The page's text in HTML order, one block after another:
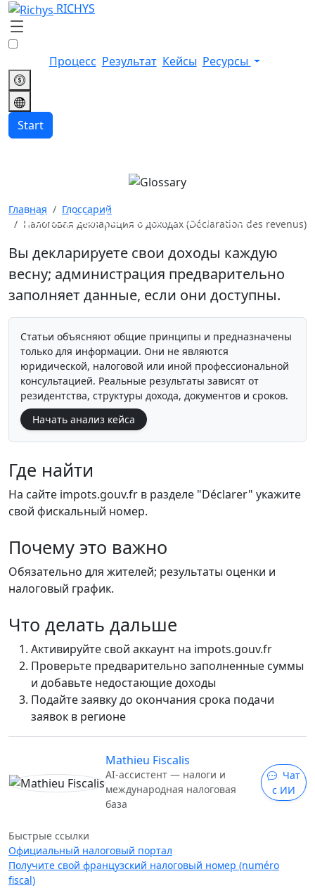
RICHYS
Процесс Результат Кейсы Ресурсы
Start
Налоговая декларация о
доходах (Déclaration des
Главная
Глоссарий
Налоговая декларация о доходах (Déclaration des revenus)
Вы декларируете свои доходы каждую
весну; администрация предварительно
заполняет данные, если они доступны.
Статьи объясняют общие принципы и предназначены
только для информации. Они не являются
юридической, налоговой или иной профессиональной
консультацией. Реальные результаты зависят от
резидентства, структуры дохода, документов и сроков.
Начать анализ кейса
Где найти
На сайте impots.gouv.fr в разделе "Déclarer" укажите
свой фискальный номер.
Почему это важно
Обязательно для жителей; результаты оценки и
налоговый график.
Что делать дальше
Активируйте свой аккаунт на impots.gouv.fr
Проверьте предварительно заполненные суммы
и добавьте недостающие доходы
Подайте заявку до окончания срока подачи
заявок в регионе
Mathieu Fiscalis
AI-ассистент — налоги и
международная налоговая
база
Чат
с ИИ
Быстрые ссылки
Официальный налоговый портал
Получите свой французский налоговый номер (numéro
fiscal)